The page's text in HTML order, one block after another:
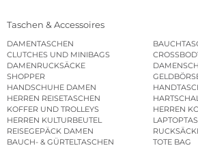
Taschen & Accessoires
DAMENTASCHEN
CLUTCHES UND MINIBAGS
DAMENRUCKSÄCKE
SHOPPER
HANDSCHUHE DAMEN
HERREN REISETASCHEN
KOFFER UND TROLLEYS
HERREN
HERREN KULTURBEUTEL
REISEGEPÄCK DAMEN
BAUCH- & GÜRTELTASCHEN
TOTE BAG